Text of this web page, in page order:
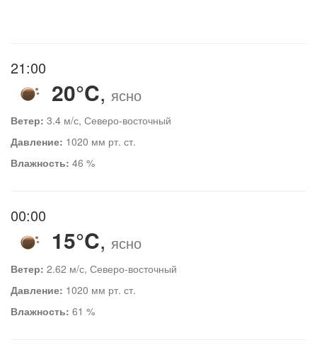
21:00
20°C, ясно
Ветер: 3.4 м/с, Северо-восточный
Давление: 1020 мм рт. ст.
Влажность: 46 %
00:00
15°C, ясно
Ветер: 2.62 м/с, Северо-восточный
Давление: 1020 мм рт. ст.
Влажность: 61 %